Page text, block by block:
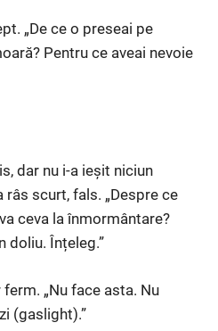
„De ce o preseai pe
Pentru ce aveai nevoie
dar nu i-a ieșit niciun
scurt, fals. „Despre ce
ceva la înmormântare?
doliu. Înțeleg.”
ferm. „Nu face asta. Nu
(gaslight).”